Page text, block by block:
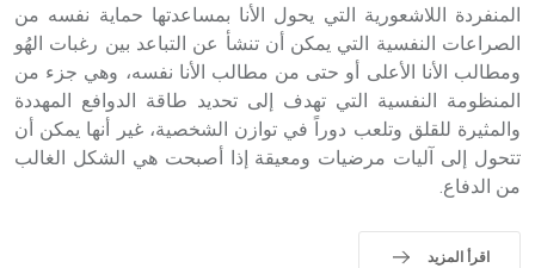
- هل تعلم أن الأبجدية الكنعانية تتألف من /22/ علامة كتابية
sign تكتب منفصلة غير متصلة، وتعتمد المبدأ الأكوروفوني،
حيث تقتصر القيمة الصوتية للعلامة الك
المنفردة اللاشعورية التي يحول الأنا بمساعدتها حماية نفسه من
الصراعات النفسية التي يمكن أن تنشأ عن التباعد بين رغبات الهُو
ومطالب الأنا الأعلى أو حتى من مطالب الأنا نفسه، وهي جزء من
المنظومة النفسية التي تهدف إلى تحديد طاقة الدوافع المهددة
والمثيرة للقلق وتلعب دوراً في توازن الشخصية، غير أنها يمكن أن
تتحول إلى آليات مرضيات ومعيقة إذا أصبحت هي الشكل الغالب
من الدفاع.
اقرأ المزيد